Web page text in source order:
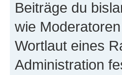
Beiträge du
wie
Wortlaut eines
Administration